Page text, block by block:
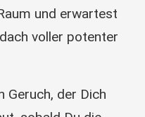
und erwartest
voller potenter
Geruch, der Dich